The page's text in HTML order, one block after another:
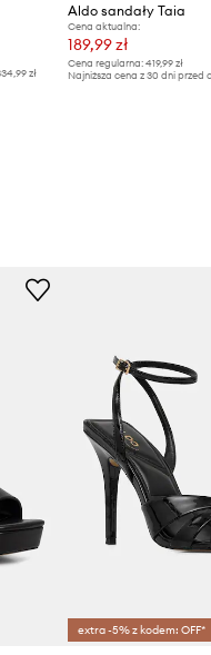
zł
Aldo sandały Taia
Cena aktualna:
189,99 zł
Cena regularna:419,99 zł
Najniższa cena z 30 dni przed
extra -5% z kodem: OFF*